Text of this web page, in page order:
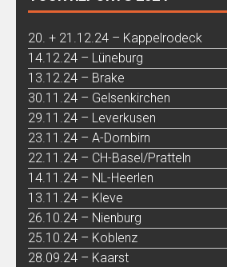
20. + 21.12.24 – Kappelrodeck
14.12.24 – Lüneburg
13.12.24 – Brake
30.11.24 – Gelsenkirchen
29.11.24 – Leverkusen
23.11.24 – A-Dornbirn
22.11.24 – CH-Basel/Pratteln
14.11.24 – NL-Heerlen
13.11.24 – Kleve
26.10.24 – Nienburg
25.10.24 – Koblenz
28.09.24 – Kaarst